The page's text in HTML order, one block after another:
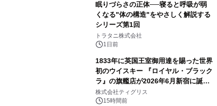
眠りづらさの正体──寝ると呼吸が弱
くなる"体の構造"をやさしく解説する
シリーズ第1回
トラタニ株式会社
1日前
1833年に英国王室御用達を賜った世界
初のウイスキー 『ロイヤル・ブラック
ラ』の旗艦店が2026年6月新宿に誕
生 バカルディ ジャパンと連携した
没入型バー「BAR Arca」
株式会社ティグリス
15時間前